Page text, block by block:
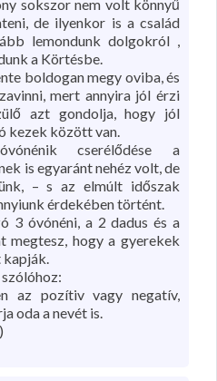
sokszor nem volt könnyű
de ilyenkor is a család
lemondunk dolgokról ,
a Körtésbe.
boldogan megy oviba, és
mert annyira jól érzi
azt gondolja, hogy jól
kezek között van.
cserélődése a
is egyaránt nehéz volt, de
– s az elmúlt időszak
érdekében történt.
3 óvónéni, a 2 dadus és a
megtesz, hogy a gyerekek
az pozítiv vagy negatív,
oda a nevét is.